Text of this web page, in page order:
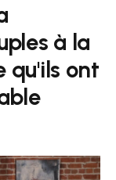
à la
qu'ils ont